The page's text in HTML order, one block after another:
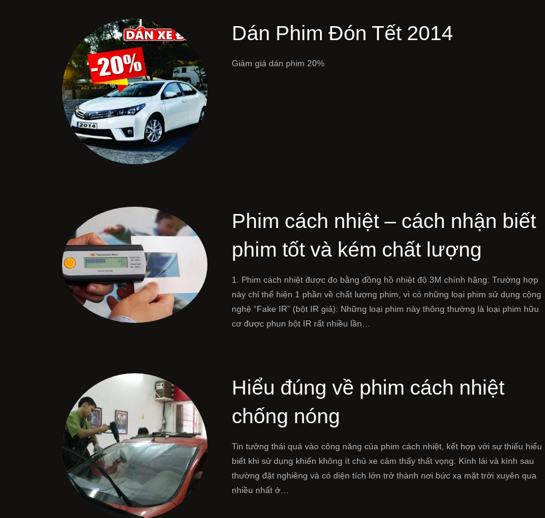
Dán Phim Đón Tết 2014
Giảm giá dán phim 20%
Phim cách nhiệt – cách nhận biết
phim tốt và kém chất lượng
1. Phim cách nhiệt được đo bằng đồng hồ nhiệt độ 3M chính hãng: Trường hợp
này chỉ thể hiện 1 phần về chất lượng phim, vì có những loại phim sử dụng cộng
nghệ “Fake IR” (bột IR giả): Những loại phim này thông thường là loại phim hữu
cơ được phun bột IR rất nhiều lần…
Hiểu đúng về phim cách nhiệt
chống nóng
Tin tưởng thái quá vào công năng của phim cách nhiệt, kết hợp với sự thiếu hiểu
biết khi sử dụng khiến không ít chủ xe cảm thấy thất vọng. Kính lái và kính sau
thường đặt nghiêng và có diện tích lớn trở thành nơi bức xạ mặt trời xuyên qua
nhiều nhất ở…